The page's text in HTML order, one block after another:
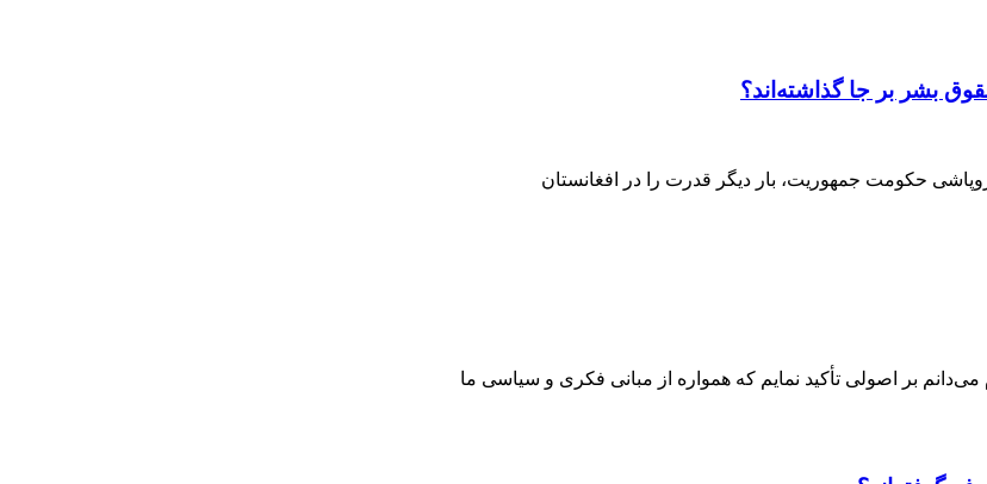
بشر بر جا گذاشته‌اند؟
بر اصولی تأکید نمایم که همواره از مبانی فکری و سیاسی ما